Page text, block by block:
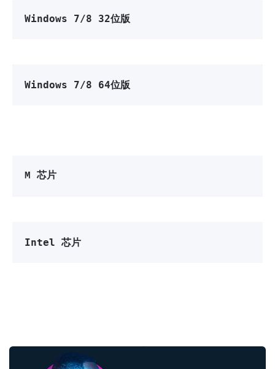
Windows 7/8 32位版
Windows 7/8 64位版
M 芯片
Intel 芯片